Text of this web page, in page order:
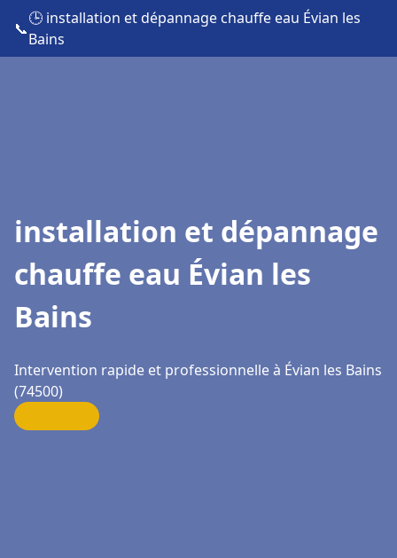
📞
🕒 installation et dépannage chauffe eau Évian les
Bains
installation et dépannage
chauffe eau Évian les
Bains
Intervention rapide et professionnelle à Évian les Bains
(74500)